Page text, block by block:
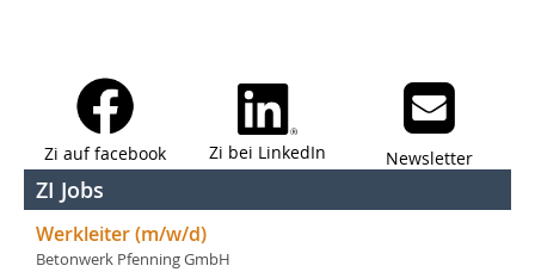
Zi auf facebook Zi bei LinkedIn Newsletter
ZI Jobs
Werkleiter (m/w/d)
Betonwerk Pfenning GmbH